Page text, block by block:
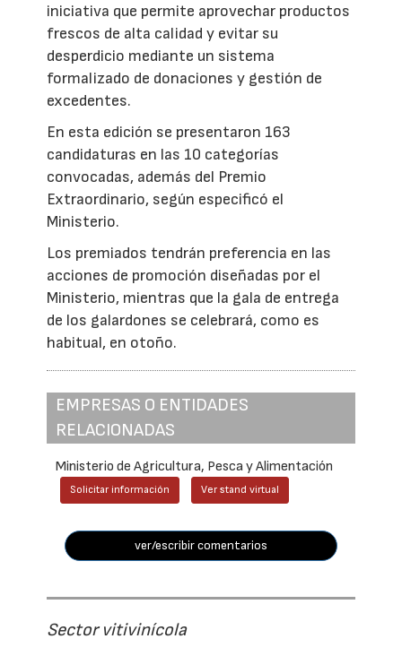
iniciativa que permite aprovechar productos
frescos de alta calidad y evitar su
desperdicio mediante un sistema
formalizado de donaciones y gestión de
excedentes.
En esta edición se presentaron 163
candidaturas en las 10 categorías
convocadas, además del Premio
Extraordinario, según especificó el
Ministerio.
Los premiados tendrán preferencia en las
acciones de promoción diseñadas por el
Ministerio, mientras que la gala de entrega
de los galardones se celebrará, como es
habitual, en otoño.
EMPRESAS O ENTIDADES
RELACIONADAS
Ministerio de Agricultura, Pesca y Alimentación
Solicitar información Ver stand virtual
ver/escribir comentarios
Sector vitivinícola